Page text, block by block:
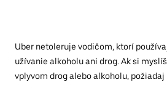
Uber netoleruje vodičom, ktorí
užívanie alkoholu ani drog. Ak si
vplyvom drog alebo alkoholu, požiadaj